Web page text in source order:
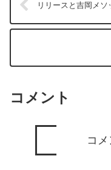
リリースと吉岡メソ
コメント
コ